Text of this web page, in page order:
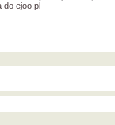
do ejoo.pl